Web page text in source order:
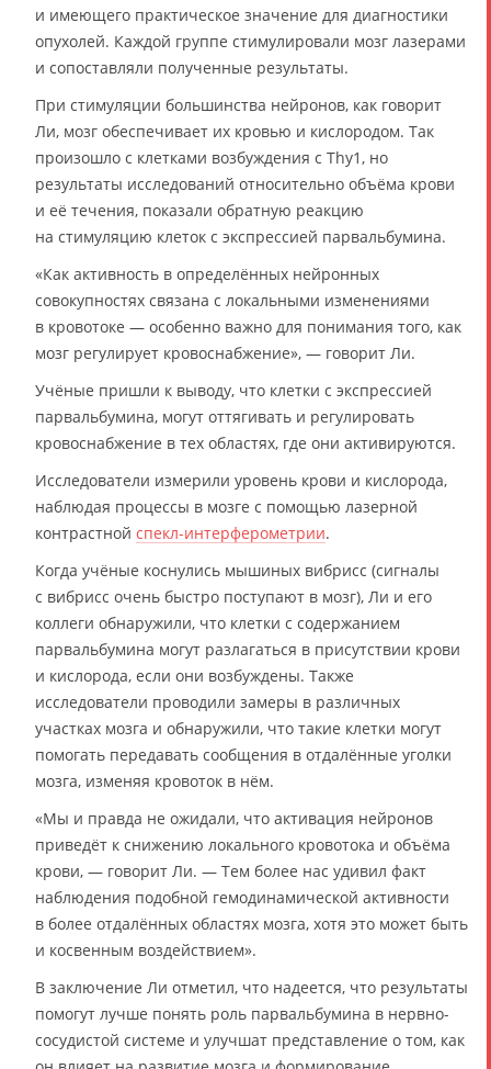
и имеющего практическое значение для диагностики
опухолей. Каждой группе стимулировали мозг лазерами
и сопоставляли полученные результаты.
При стимуляции большинства нейронов, как говорит
Ли, мозг обеспечивает их кровью и кислородом. Так
произошло с клетками возбуждения с Thy1, но
результаты исследований относительно объёма крови
и её течения, показали обратную реакцию
на стимуляцию клеток с экспрессией парвальбумина.
«Как активность в определённых нейронных
совокупностях связана с локальными изменениями
в кровотоке — особенно важно для понимания того, как
мозг регулирует кровоснабжение», — говорит Ли.
Учёные пришли к выводу, что клетки с экспрессией
парвальбумина, могут оттягивать и регулировать
кровоснабжение в тех областях, где они активируются.
Исследователи измерили уровень крови и кислорода,
наблюдая процессы в мозге с помощью лазерной
контрастной спекл-интерферометрии.
Когда учёные коснулись мышиных вибрисс (сигналы
с вибрисс очень быстро поступают в мозг), Ли и его
коллеги обнаружили, что клетки с содержанием
парвальбумина могут разлагаться в присутствии крови
и кислорода, если они возбуждены. Также
исследователи проводили замеры в различных
участках мозга и обнаружили, что такие клетки могут
помогать передавать сообщения в отдалённые уголки
мозга, изменяя кровоток в нём.
«Мы и правда не ожидали, что активация нейронов
приведёт к снижению локального кровотока и объёма
крови, — говорит Ли. — Тем более нас удивил факт
наблюдения подобной гемодинамической активности
в более отдалённых областях мозга, хотя это может быть
и косвенным воздействием».
В заключение Ли отметил, что надеется, что результаты
помогут лучше понять роль парвальбумина в нервно-
сосудистой системе и улучшат представление о том, как